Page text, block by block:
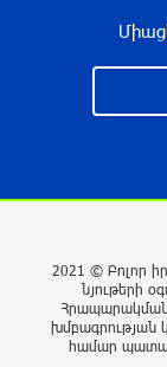
շատ
2021 © Բոլոր
նյութերի
Հրապարակման
խմբագրության
համար